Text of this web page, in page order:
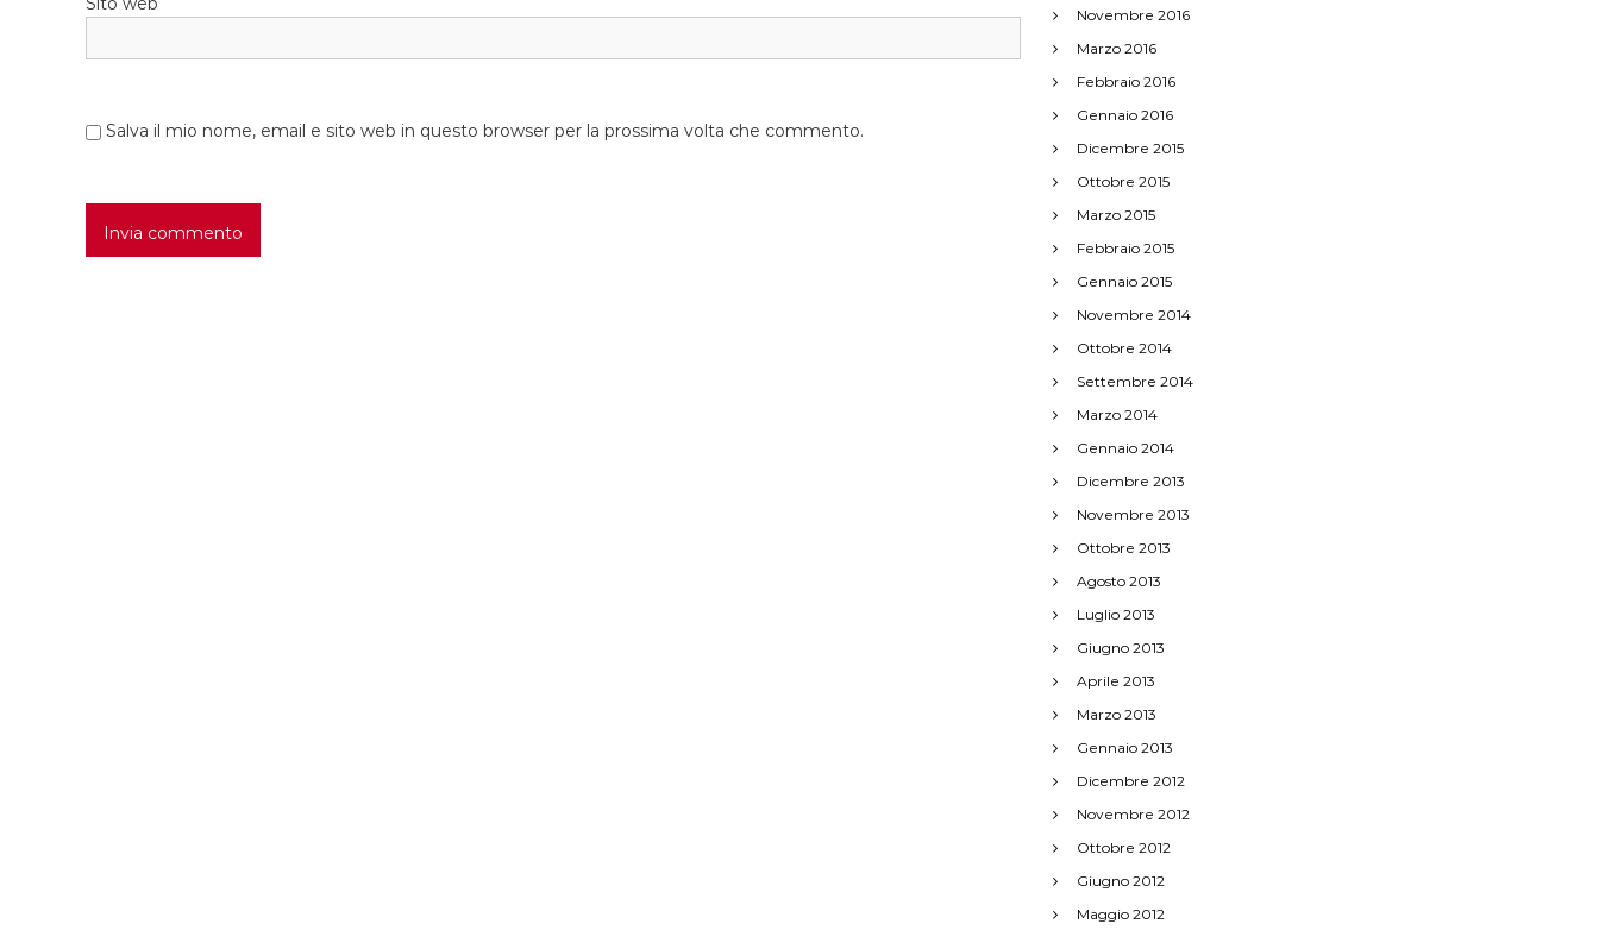
l
i
Salva il mio nome, email e sito web in questo browser per la prossima volta che commento.
Novembre 2016
Marzo 2016
Febbraio 2016
Gennaio 2016
Dicembre 2015
Ottobre 2015
Marzo 2015
Febbraio 2015
Gennaio 2015
Novembre 2014
Ottobre 2014
Settembre 2014
Marzo 2014
Gennaio 2014
Dicembre 2013
Novembre 2013
Ottobre 2013
Agosto 2013
Luglio 2013
Giugno 2013
Aprile 2013
Marzo 2013
Gennaio 2013
Dicembre 2012
Novembre 2012
Ottobre 2012
Giugno 2012
Maggio 2012